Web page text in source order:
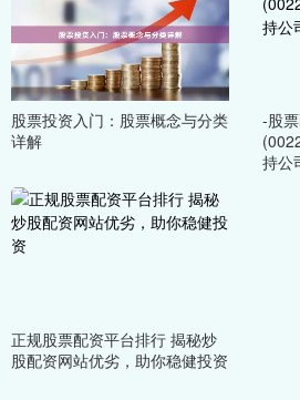
股票投资入门：股票概念与分类
详解
-股
持公
正规股票配资平台排行 揭秘炒
股配资网站优劣，助你稳健投资